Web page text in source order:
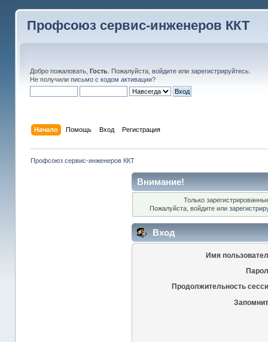
Профсоюз сервис-инженеров ККТ
Добро пожаловать, Гость. Пожалуйста, войдитеили зарегистрируйтесь.
Не получили письмо с кодом активации?
Начало Помощь Вход Регистрация
Профсоюз сервис-инженеров ККТ
Внимание!
Только
Пожалуйста, войдите или
Вход
Имя
Продолжительность